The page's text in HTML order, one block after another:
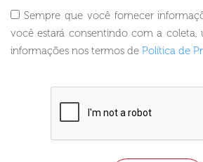
Sempre que você fornecer
você estará consentindo com a coleta,
informações nos termos de Política de